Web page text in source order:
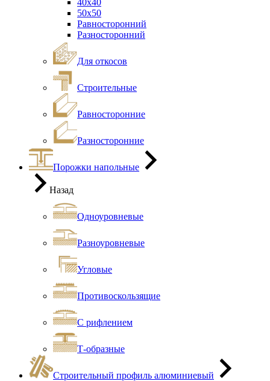
40х40
50х50
Равносторонний
Разносторонний
Для откосов
Строительные
Равносторонние
Разносторонние
Порожки напольные
Назад
Одноуровневые
Разноуровневые
Угловые
Противоскользящие
С рифлением
Т-образные
Строительный профиль алюминиевый